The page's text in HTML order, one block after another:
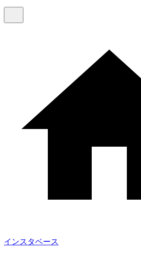
インスタベース